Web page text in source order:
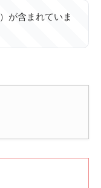
が含まれていま